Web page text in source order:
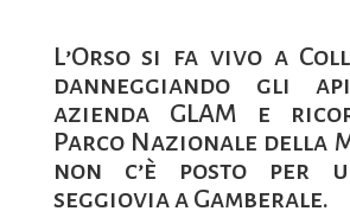
L’Orso si fa vivo a
danneggiando gli
azienda GLAM e
Parco Nazionale della
non c’è posto per
seggiovia a Gamberale.